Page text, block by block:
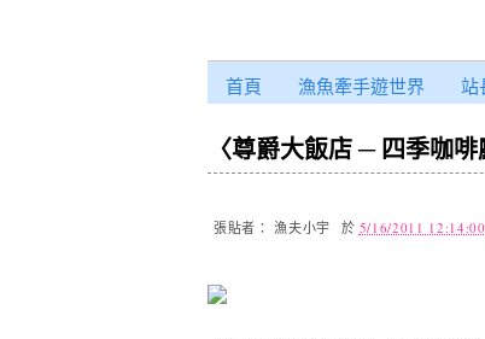
首頁 漁魚牽手遊世界 站
〈尊爵大飯店 ─ 四季咖
張貼者：漁夫小宇 於 5/16/2011